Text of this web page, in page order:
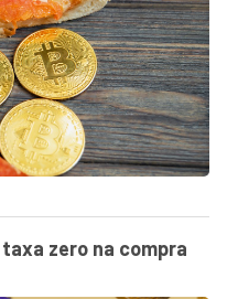
zero na compra